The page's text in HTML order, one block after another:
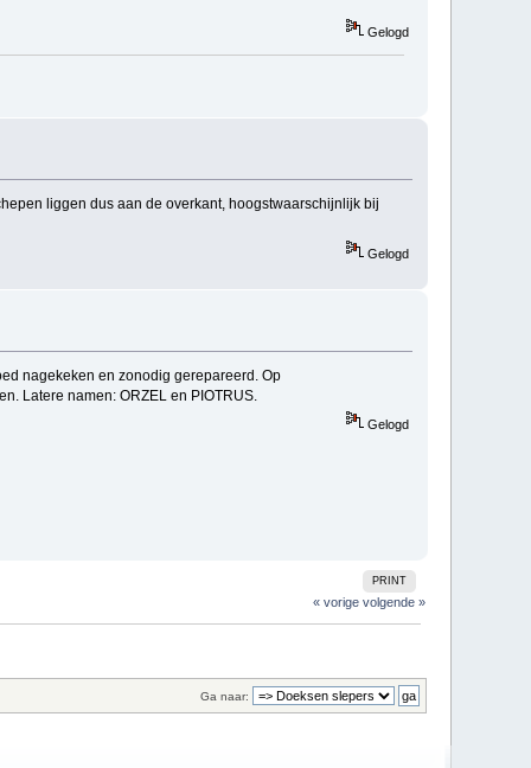
Gelogd
liggen dus aan de overkant, hoogstwaarschijnlijk bij
Gelogd
nagekeken en zonodig gerepareerd. Op
Latere namen: ORZEL en PIOTRUS.
Gelogd
PRINT
« vorige volgende »
Ga naar: